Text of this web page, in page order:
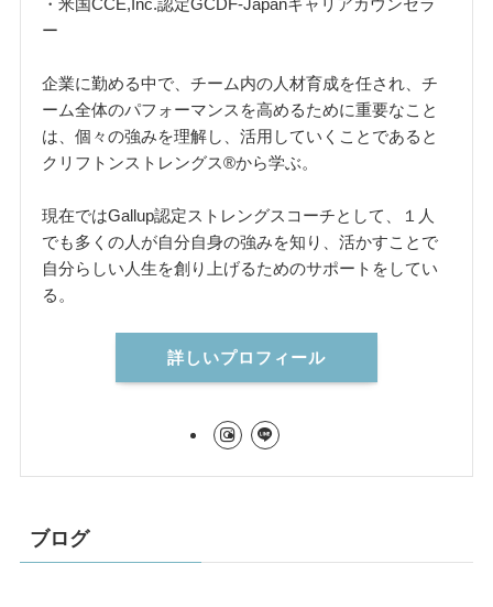
ー
企業に勤める中で、チーム内の人材育成を任され、チ
ーム全体のパフォーマンスを高めるために重要なこと
は、個々の強みを理解し、活用していくことであると
クリフトンストレングス®️から学ぶ。
現在ではGallup認定ストレングスコーチとして、１人
でも多くの人が自分自身の強みを知り、活かすことで
自分らしい人生を創り上げるためのサポートをしてい
る。
詳しいプロフィール
ブログ